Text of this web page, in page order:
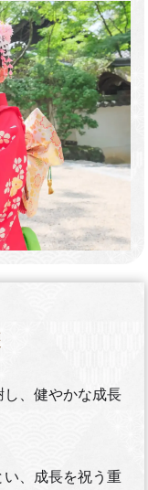
、健やかな成長
、成長を祝う重